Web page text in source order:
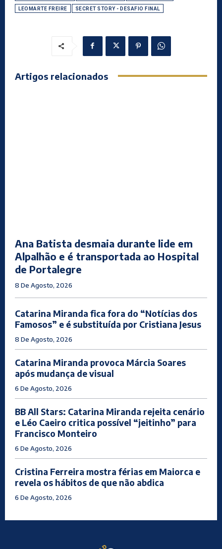
LEOMARTE FREIRE SECRET STORY - DESAFIO FINAL
Artigos relacionados
Ana Batista desmaia durante lide em
Alpalhão e é transportada ao Hospital
de Portalegre
8 De Agosto, 2026
Catarina Miranda fica fora do “Notícias dos
Famosos” e é substituída por Cristiana Jesus
8 De Agosto, 2026
Catarina Miranda provoca Márcia Soares
após mudança de visual
6 De Agosto, 2026
BB All Stars: Catarina Miranda rejeita cenário
e Léo Caeiro critica possível “jeitinho” para
Francisco Monteiro
6 De Agosto, 2026
Cristina Ferreira mostra férias em Maiorca e
revela os hábitos de que não abdica
6 De Agosto, 2026